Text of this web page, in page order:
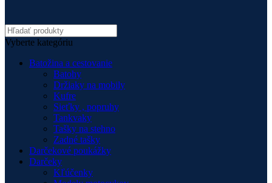
Vyberte kategóriu
Batožina a cestovanie
Batohy
Držiaky na mobily
Kufre
Sieťky , popruhy
Tankvaky
Tašky na stehno
Zadné tašky
Darčekové poukážky
Darčeky
Kľúčenky